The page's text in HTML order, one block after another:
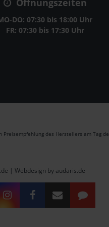
Öffnungszeiten
DO: 07:30 bis 18:00 Uhr
FR: 07:30 bis 17:30 Uhr
des Herstellers am Tag
| Webdesign by audaris.de